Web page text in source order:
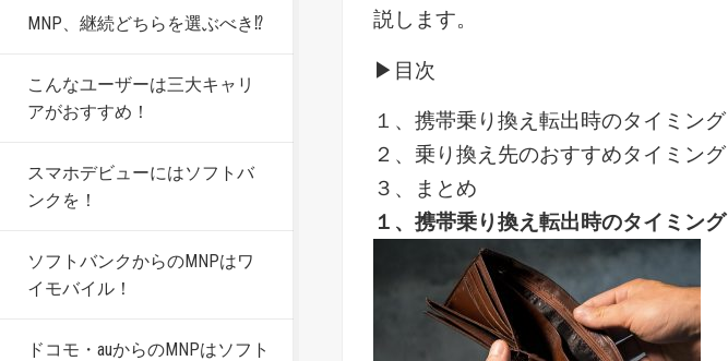
MNP、継続どちらを選ぶべき⁉
こんなユーザーは三大キャリ
アがおすすめ！
スマホデビューにはソフトバ
ンクを！
ソフトバンクからのMNPはワ
イモバイル！
ドコモ・auからのMNPはソフト
説します。
▶目次
１、携帯乗り換え転出時のタイミング
２、乗り換え先のおすすめタイミング
３、まとめ
１、携帯乗り換え転出時のタイミング